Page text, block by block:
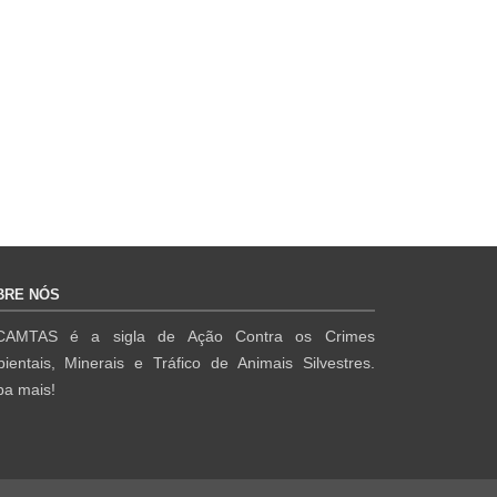
NÓS
é a sigla de Ação Contra os Crimes
Minerais e Tráfico de Animais Silvestres.
mais!